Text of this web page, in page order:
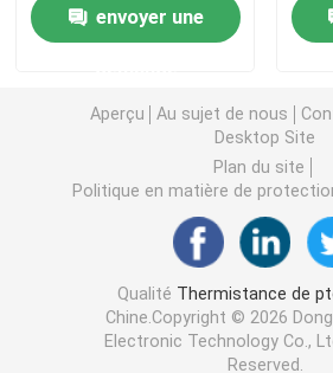
Le thermistore NTC de puissance
Capteur de température de NTC
Varistance CMS
électroménagers
Suppression du
envoyer une
Aperçu Au sujet de nous
Desktop Site
Plan du site
Politique en matière de
Qualité Thermistance de
Chine.Copyright © 2026
Electronic Technology Co.,
Reserved.